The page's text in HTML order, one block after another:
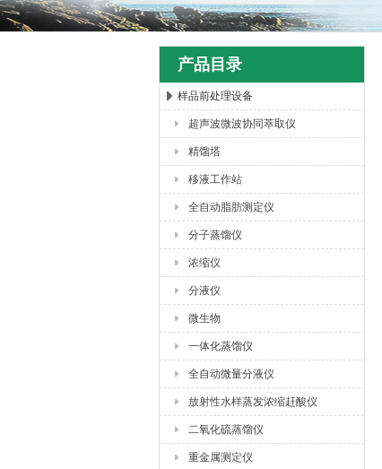
杭州川一实验仪器有限公司
产品目录
样品前处理设备
超声波微波协同萃取仪
精馏塔
移液工作站
全自动脂肪测定仪
分子蒸馏仪
浓缩仪
分液仪
微生物
一体化蒸馏仪
全自动微量分液仪
放射性水样蒸发浓缩赶酸仪
二氧化硫蒸馏仪
重金属测定仪